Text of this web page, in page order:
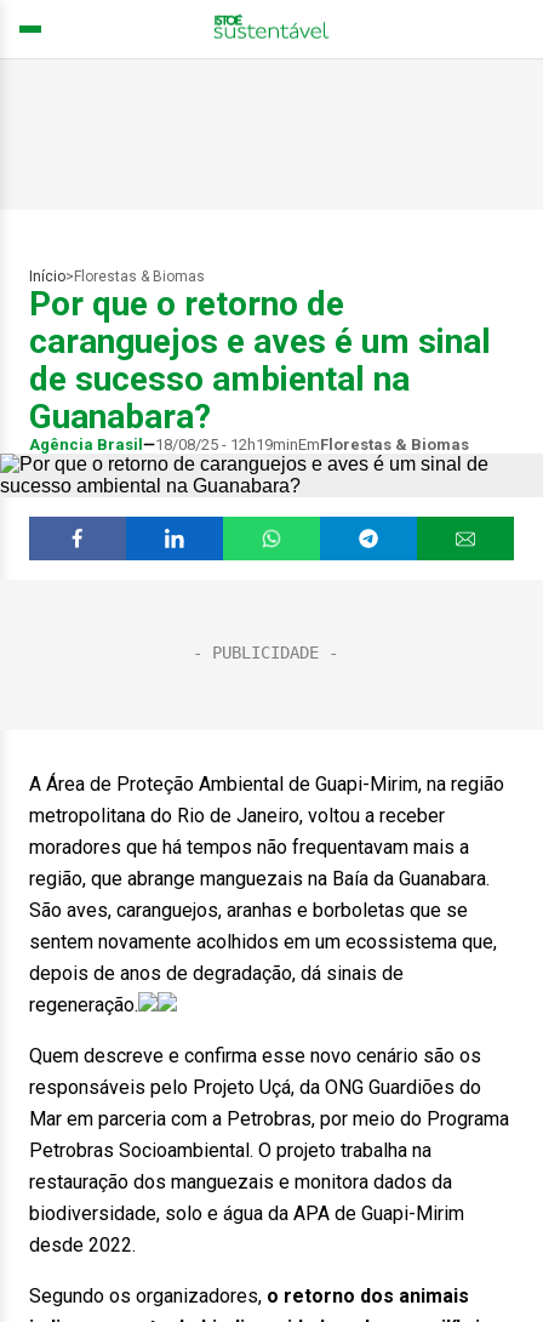
Início> Florestas & Biomas
Por que o retorno de
caranguejos e aves é um sinal
de sucesso ambiental na
Guanabara?
Agência Brasil 18/08/25 - 12h19minEmFlorestas & Biomas
A Área de Proteção Ambiental de Guapi-Mirim, na região
metropolitana do Rio de Janeiro, voltou a receber
moradores que há tempos não frequentavam mais a
região, que abrange manguezais na Baía da Guanabara.
São aves, caranguejos, aranhas e borboletas que se
sentem novamente acolhidos em um ecossistema que,
depois de anos de degradação, dá sinais de
regeneração.
Quem descreve e confirma esse novo cenário são os
responsáveis pelo Projeto Uçá, da ONG Guardiões do
Mar em parceria com a Petrobras, por meio do Programa
Petrobras Socioambiental. O projeto trabalha na
restauração dos manguezais e monitora dados da
biodiversidade, solo e água da APA de Guapi-Mirim
desde 2022.
Segundo os organizadores, o retorno dos animais